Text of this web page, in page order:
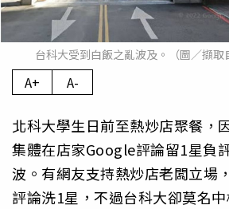
台科大受到白飯之亂波及。（圖／擷
A+ A-
北科大學生日前至熱炒店聚餐，
集體在店家Google評論留1星負
波。有網友支持熱炒店老闆立場
評論洗1星，不過台科大卻莫名